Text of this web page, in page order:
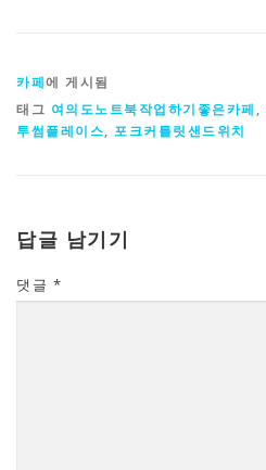
카페에 게시됨
태그 여의도노트북작업하기좋은카페 ,
투썸플레이스, 포크커틀릿샌드위치
답글 남기기
댓글 *